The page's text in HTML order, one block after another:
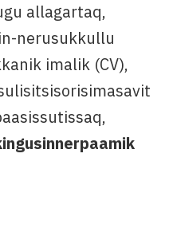
allagartaq,
nerusukkullu
imalik (CV),